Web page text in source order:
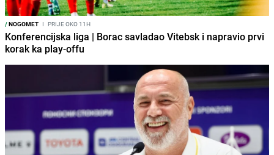
/NOGOMET I PRIJE OKO 11H
Konferencijska liga | Borac savladao Vitebsk i napravio prvi
korak ka play-offu